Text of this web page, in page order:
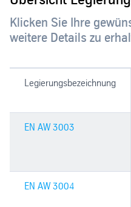
Klicken Sie Ihre
weitere Details zu
Legierungsbezeichnung
EN AW 3003
EN AW 3004